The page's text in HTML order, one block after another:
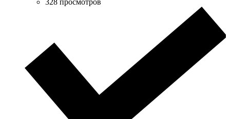
328 просмотров